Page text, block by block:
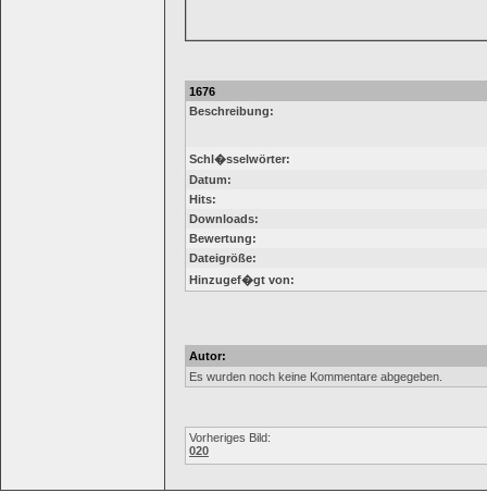
1676
Beschreibung:
Schl�sselwörter:
Datum:
Hits:
Downloads:
Bewertung:
Dateigröße:
Hinzugef�gt von:
Autor:
Es wurden noch keine Kommentare abgegeben.
Vorheriges Bild:
020